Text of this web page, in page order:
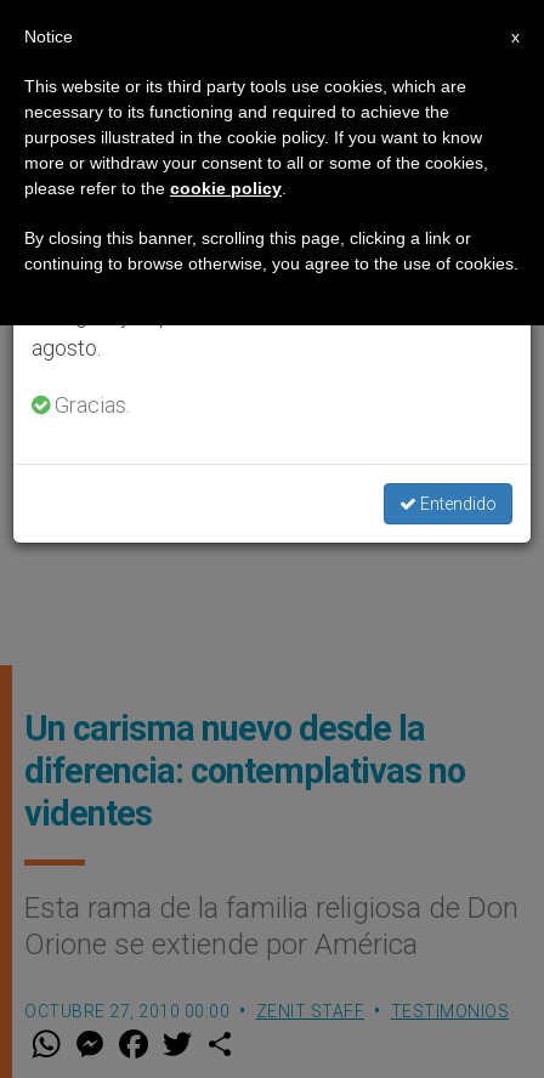
Un carisma nuevo desde la
diferencia: contemplativas no
videntes
Esta rama de la familia religiosa de Don
Orione se extiende por América
OCTUBRE 27, 2010 00:00 ZENIT STAFF TESTIMONIOS
W M
e
F
a w
×
Aviso importante
Del 27 de julio al 7 de agosto haremos la pausa
anual, aprovechando que en el periodo de verano
se generan menos informaciones y también el
agosto.
Gracias.
Entendido
x
Notice
This website or its third party tools use cookies, which are
necessary to its functioning and required to achieve the
purposes illustrated in the cookie policy. If you want to know
more or withdraw your consent to all or some of the cookies,
please refer to the cookie policy
By closing this banner, scrolling this page, clicking a link or
continuing to browse otherwise, you agree to the use of cookies.